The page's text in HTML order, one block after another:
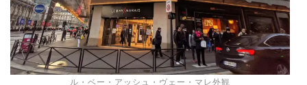
ル・ベー・アッシュ・ヴェー・マレ外観